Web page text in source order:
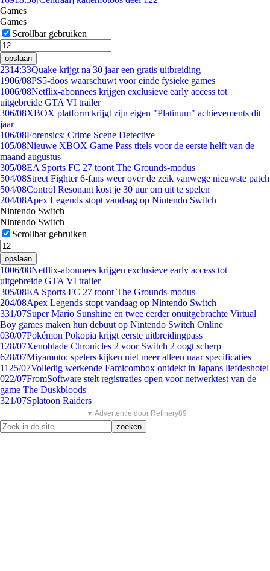
Games
Games
Scrollbar gebruiken
opslaan
2314:33Quake krijgt na 30 jaar een gratis uitbreiding
1906/08PS5-doos waarschuwt voor einde fysieke games
1006/08Netflix-abonnees krijgen exclusieve early access tot
uitgebreide GTA VI trailer
306/08XBOX platform krijgt zijn eigen "Platinum" achievements dit
jaar
106/08Forensics: Crime Scene Detective
105/08Nieuwe XBOX Game Pass titels voor de eerste helft van de
maand augustus
305/08EA Sports FC 27 toont The Grounds-modus
504/08Street Fighter 6-fans weer over de zeik vanwege nieuwste patch
504/08Control Resonant kost je 30 uur om uit te spelen
204/08Apex Legends stopt vandaag op Nintendo Switch
Nintendo Switch
Nintendo Switch
Scrollbar gebruiken
opslaan
1006/08Netflix-abonnees krijgen exclusieve early access tot
uitgebreide GTA VI trailer
305/08EA Sports FC 27 toont The Grounds-modus
204/08Apex Legends stopt vandaag op Nintendo Switch
331/07Super Mario Sunshine en twee eerder onuitgebrachte Virtual
Boy games maken hun debuut op Nintendo Switch Online
030/07Pokémon Pokopia krijgt eerste uitbreidingpass
1 28/07Xenoblade Chronicles 2 voor Switch 2 oogt scherp
628/07Miyamoto: spelers kijken niet meer alleen naar specificaties
11 25/07Volledig werkende Famicombox ontdekt in Japans liefdeshotel
022/07FromSoftware stelt registraties open voor netwerktest van de
game The Duskbloods
321/07Splatoon Raiders
▼ Advertentie door Refinery89